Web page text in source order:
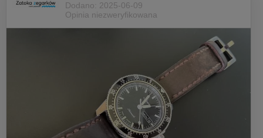
Dodano: 2025-06-09
Opinia niezweryfikowana